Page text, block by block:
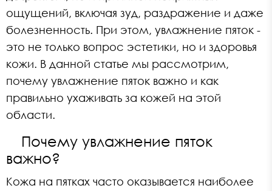
ощущений, включая зуд, раздражение и даже
болезненность. При этом, увлажнение пяток -
это не только вопрос эстетики, но и здоровья
кожи. В данной статье мы рассмотрим,
почему увлажнение пяток важно и как
правильно ухаживать за кожей на этой
области.
Почему увлажнение пяток
важно?
Кожа на пятках часто оказывается наиболее